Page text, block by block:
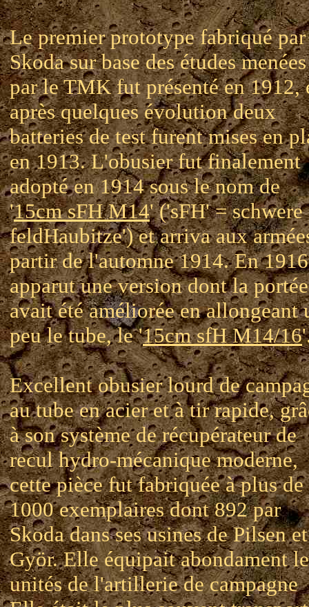
Le premier prototype fabriqué par
Skoda sur base des études menées
par le TMK fut présenté en 1912,
après quelques évolution deux
batteries de test furent mises en
en 1913. L'obusier fut finalement
adopté en 1914 sous le nom de
'15cm sFH M14' ('sFH' = schwere
feldHaubitze') et arriva aux
partir de l'automne 1914. En 1916
apparut une version dont la portée
avait été améliorée en allongeant
peu le tube, le '15cm sfH M14/16
Excellent obusier lourd de
au tube en acier et à tir rapide,
à son système de récupérateur de
recul hydro-mécanique moderne,
cette pièce fut fabriquée à plus de
1000 exemplaires dont 892 par
Skoda dans ses usines de Pilsen
Györ. Elle équipait abondament
unités de l'artillerie de campagne